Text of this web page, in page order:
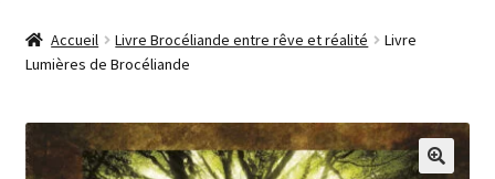
VÊTEMENTS
T-SHIRT LES ESSENTIELS
Accueil Livre Brocéliande entre rêve et réalité
Livre
Lumières de Brocéliande